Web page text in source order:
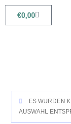
€0,00
ES WURDEN
AUSWAHL